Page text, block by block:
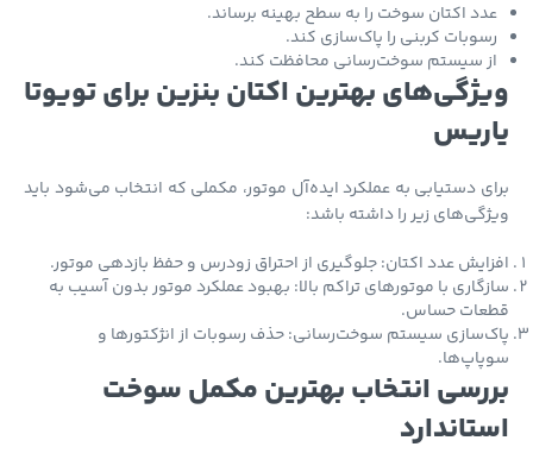
اکتان سوخت را به سطح بهینه برساند.
کربنی را پاک‌سازی کند.
سیستم سوخت‌رسانی محافظت کند.
بهترین اکتان بنزین برای تویوتا
دستیابی به عملکرد ایده‌آل موتور، مکملی که انتخاب می‌شود باید
زیر را داشته باشد:
عدد اکتان: جلوگیری از احتراق زودرس و حفظ بازدهی موتور.
با موتورهای تراکم بالا: بهبود عملکرد موتور بدون آسیب به
حساس.
سیستم سوخت‌رسانی: حذف رسوبات از انژکتورها و
انتخاب بهترین مکمل سوخت